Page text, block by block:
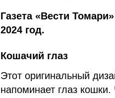
Газета «Вести
2024 год.
Кошачий глаз
Этот оригинальный
напоминает глаз